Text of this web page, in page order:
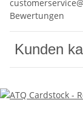
Bewertungen
Kunden